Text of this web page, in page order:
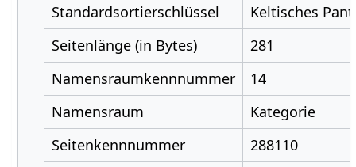
Standardsortierschlüssel
Keltisches
Seitenlänge (in Bytes)
281
Namensraumkennnummer
14
Namensraum
Kategorie
Seitenkennnummer
288110